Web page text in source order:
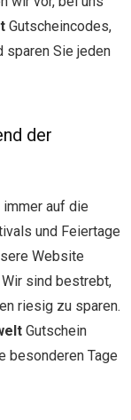
Gutscheincodes,
sparen Sie jeden
der
auf die
und Feiertage
Website
sind bestrebt,
riesig zu sparen.
Gutschein
besonderen Tage